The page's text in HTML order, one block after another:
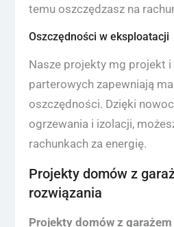
temu oszczędzasz na
Oszczędności w eksploatacji
Nasze projekty mg projekt
parterowych zapewniają
oszczędności. Dzięki
ogrzewania i izolacji,
rachunkach za energię.
Projekty domów z
rozwiązania
Projekty domów z garażem